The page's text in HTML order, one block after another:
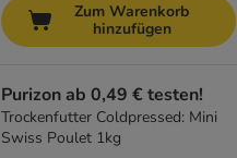
Zum Warenkorb
hinzufügen
Purizon ab 0,49 € testen!
Trockenfutter Coldpressed: Mini
Swiss Poulet 1kg